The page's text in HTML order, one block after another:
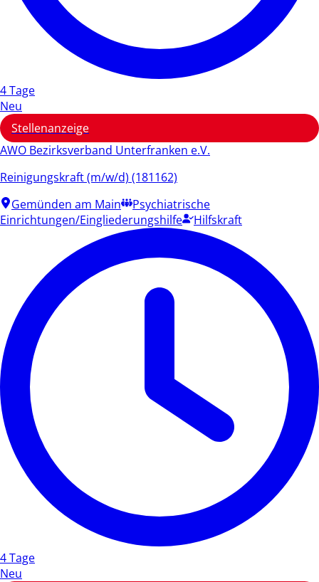
4 Tage
Neu
Stellenanzeige
AWO Bezirksverband Unterfranken e.V.
Reinigungskraft (m/w/d) (181162)
Gemünden am Main
Psychiatrische
Einrichtungen/Eingliederungshilfe
Hilfskraft
4 Tage
Neu